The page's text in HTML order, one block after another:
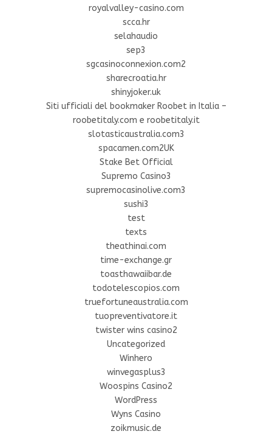
royalvalley-casino.com
scca.hr
selahaudio
sep3
sgcasinoconnexion.com2
sharecroatia.hr
shinyjoker.uk
Siti ufficiali del bookmaker Roobet in Italia –
roobetitaly.com e roobetitaly.it
slotasticaustralia.com3
spacamen.com2UK
Stake Bet Official
Supremo Casino3
supremocasinolive.com3
sushi3
test
texts
theathinai.com
time-exchange.gr
toasthawaiibar.de
todotelescopios.com
truefortuneaustralia.com
tuopreventivatore.it
twister wins casino2
Uncategorized
Winhero
winvegasplus3
Woospins Casino2
WordPress
Wyns Casino
zoikmusic.de